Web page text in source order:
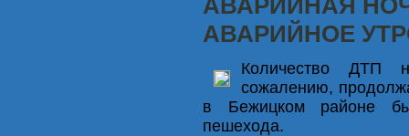
АВАРИЙНОЕ
Количество ДТП
сожалению,
в Бежицком районе
пешехода.